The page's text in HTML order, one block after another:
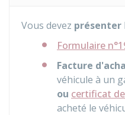
Vous devez présenter
Formulaire
Facture
véhicule à un
ou certificat
acheté le